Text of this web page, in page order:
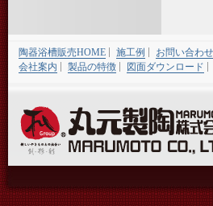
陶器浴槽販売HOME 施工例 お問い合わせ
会社案内
製品の特徴 図面ダウンロード